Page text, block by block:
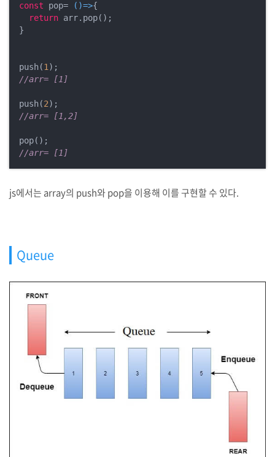
const pop= ()=>{
return arr.pop();
}
push(1
//arr= [1]
push(2
//arr= [1,2]
//arr= [1]
js에서는 array의 push와 pop을 이용해 이를 구현할 수 있다.
Queue